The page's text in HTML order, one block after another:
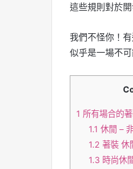
這些規則對於
我們不怪你！
似乎是一場不
1 所有場合的
1.1 休閒 –
1.2 著裝 休
1.3 時尚休